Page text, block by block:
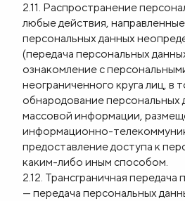
2.11. Распространение
любые действия,
персональных данных
(передача персональных
ознакомление с
неограниченного круга лиц, в
обнародование персональных
массовой информации,
информационно-
предоставление доступа к
каким-либо иным способом.
2.12. Трансграничная
— передача персональных